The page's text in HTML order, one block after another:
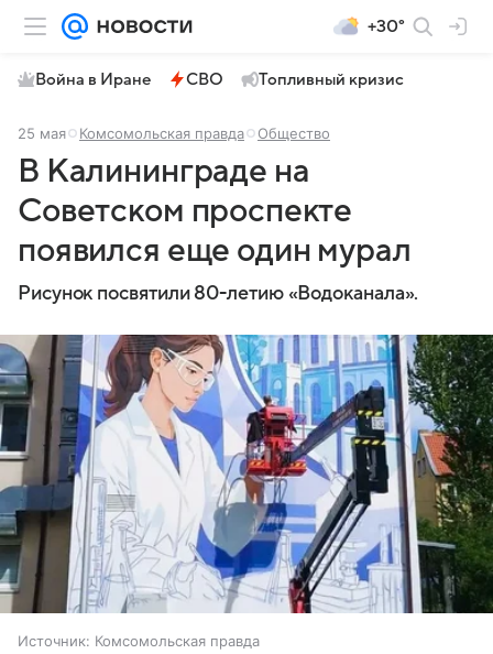
+30°
Война в Иране СВО Топливный кризис
25 мая Комсомольская правда Общество
В Калининграде на
Советском проспекте
появился еще один мурал
Рисунок посвятили 80-летию «Водоканала».
Источник: Комсомольская правда